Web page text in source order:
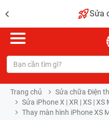
Sửa
Trang chủ Sửa chữa Điện
Sửa iPhone X | XR | XS | XS
Thay màn hình iPhone XS